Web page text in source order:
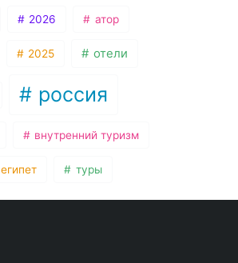
2026 атор
2025 отели
россия
внутренний туризм
египет туры